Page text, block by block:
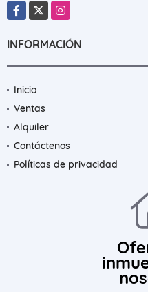
Facebook
X Instagram
INFORMACIÓN
Inicio
Ventas
Alquiler
Contáctenos
Políticas de privacidad